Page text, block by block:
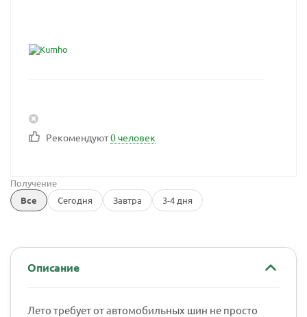
Рекомендуют0 человек
Получение
Все
Сегодня Завтра 3-4 дня
Описание
Лето требует от автомобильных шин не просто